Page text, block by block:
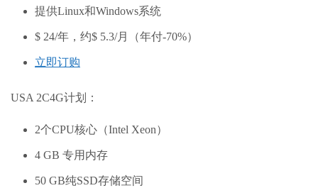
提供Linux和Windows系统
$ 24/年，约$ 5.3/月（年付-70%）
立即订购
USA 2C4G计划：
2个CPU核心（Intel Xeon）
4 GB 专用内存
50 GB纯SSD存储空间